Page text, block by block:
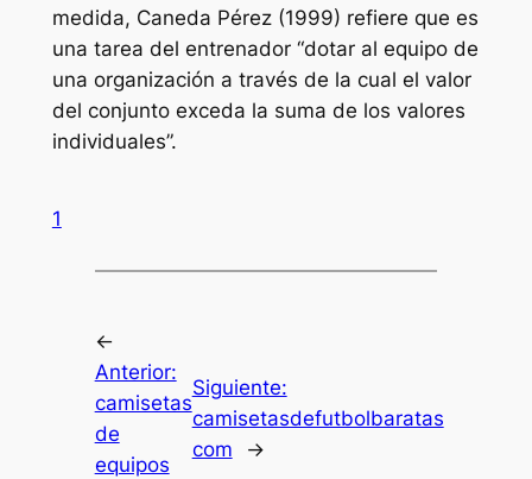
medida, Caneda Pérez (1999) refiere que es
una tarea del entrenador “dotar al equipo de
una organización a través de la cual el valor
del conjunto exceda la suma de los valores
individuales”.
1
←
Anterior:
camisetas
de
equipos
Siguiente:
camisetasdefutbolbaratas
com
→